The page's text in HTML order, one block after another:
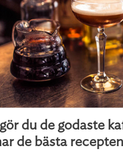
du de godaste
de bästa recepten